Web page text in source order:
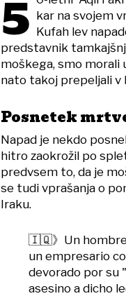
5 kar na svojem
Kufah lev
predstavnik
moškega, smo morali
nato takoj prepeljali v
Posnetek
Napad je nekdo
hitro zaokrožil po
predvsem to, da je
se tudi vprašanja o
Iraku.
🇮🇶》Un hombre
un empresario
devorado por su
asesino a dicho